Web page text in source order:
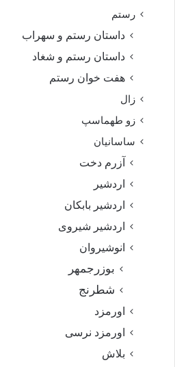
رستم
داستان رستم و سهراب
داستان رستم و شغاد
هفت خوان رستم‏
زال
زو طهماسپ‏
ساسانیان
آزرم دخت
اردشیر
اردشیر بابکان
اردشیر شیروی
انوشیروان
بوزرجمهر
شطرنج
اورمزد
اورمزد نرسى‏
بلاش